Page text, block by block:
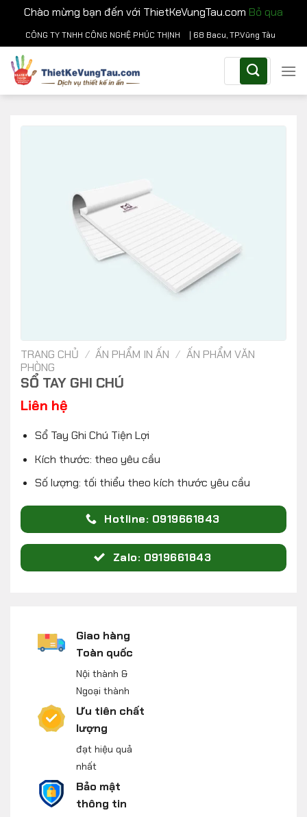
Chào mừng bạn đến với ThietKeVungTau.com Bỏ qua
Chuyển
đến
nội
dung
CÔNG TY TNHH CÔNG NGHỆ PHÚC THỊNH | 68 Bacu, TP.Vũng Tàu
kiếm:
TRANG CHỦ / ẤN PHẨM IN ẤN / ẤN PHẨM VĂN
PHÒNG
SỔ TAY GHI CHÚ
Liên hệ
Sổ Tay Ghi Chú Tiện Lợi
Kích thước: theo yêu cầu
Số lượng: tối thiểu theo kích thước yêu cầu
Hotline: 0919661843
Zalo: 0919661843
Giao hàng
Toàn quốc
Nội thành &
Ngoại thành
Ưu tiên chất
lượng
đạt hiệu quả
nhất
Bảo mật
thông tin